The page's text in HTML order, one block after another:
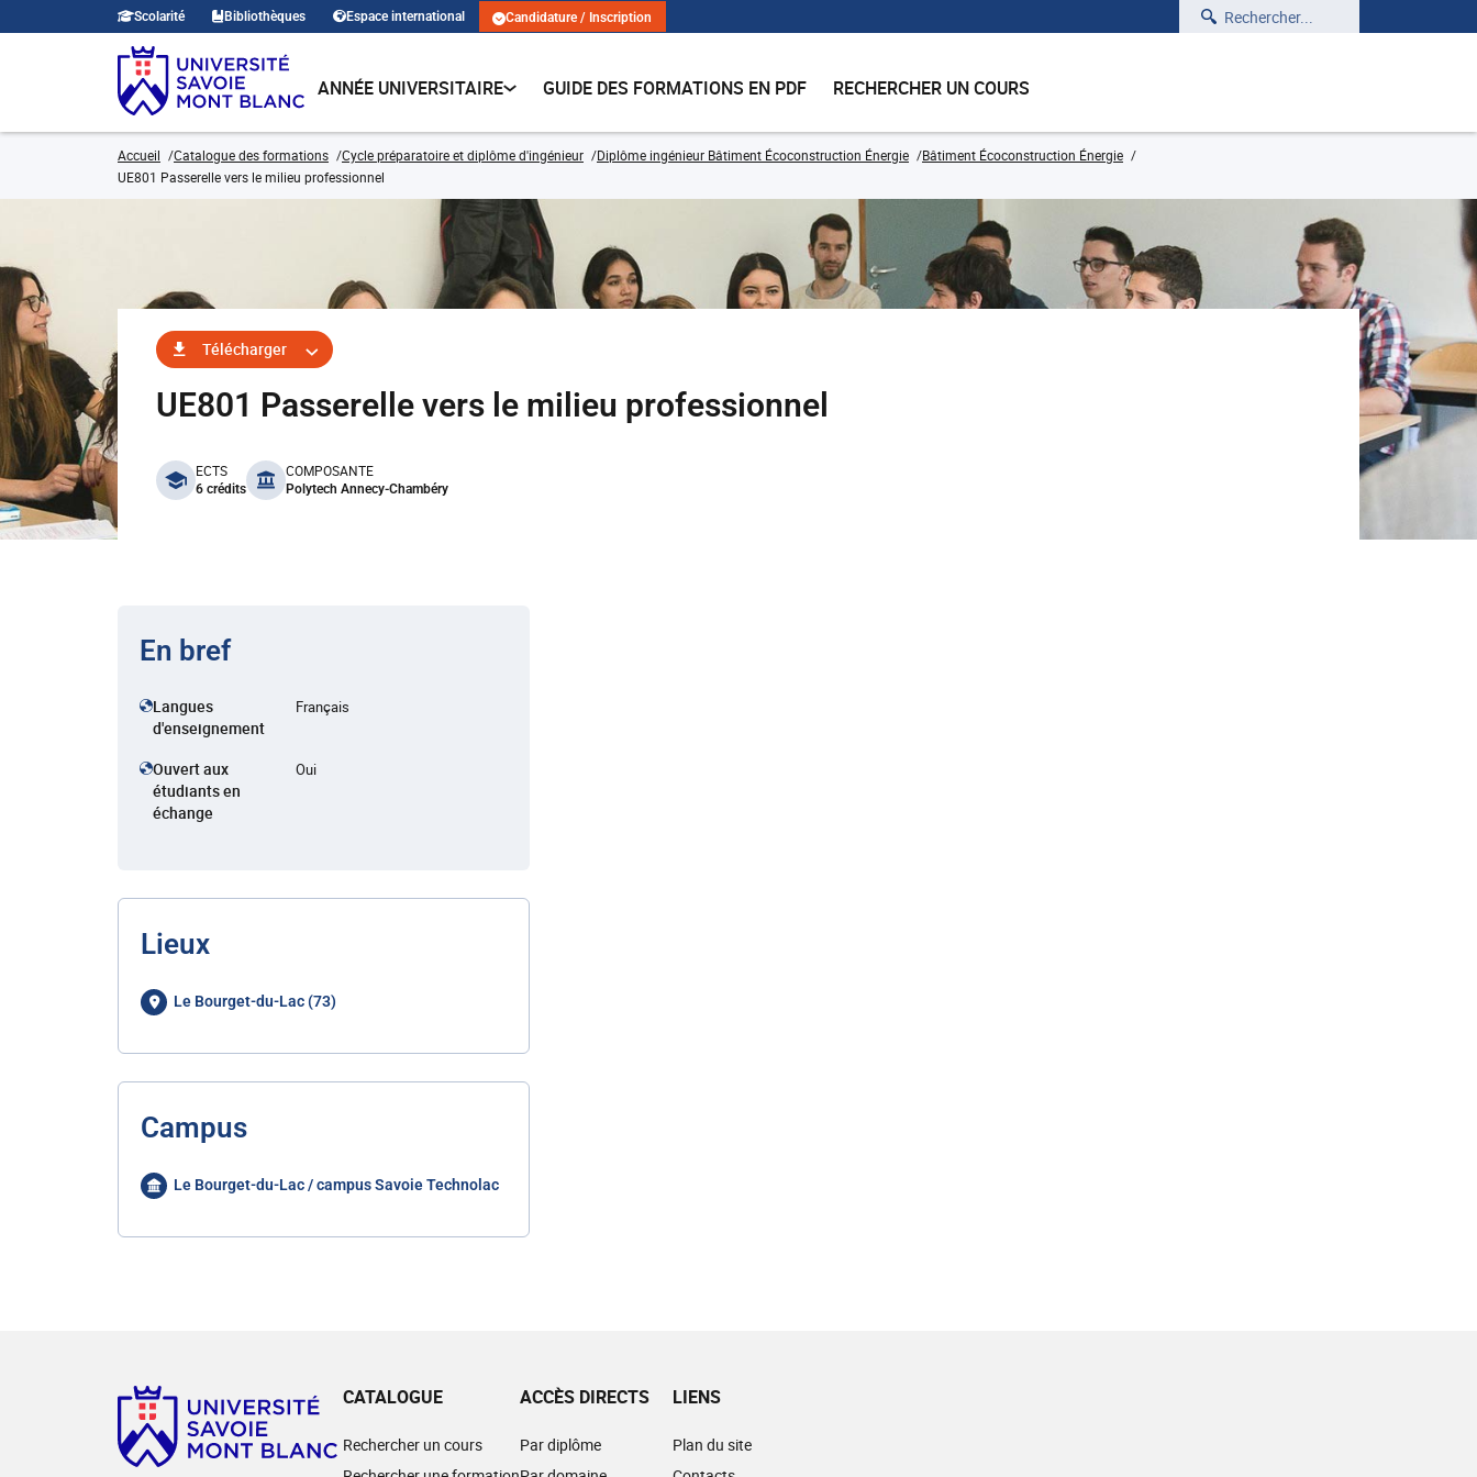
Scolarité Bibliothèques Espace international Candidature / Inscription Rechercher
ANNÉE UNIVERSITAIRE GUIDE DES FORMATIONS EN PDF RECHERCHER UN COURS
Accueil Catalogue des formations Cycle préparatoire et diplôme d'ingénieur Diplôme ingénieur Bâtiment Écoconstruction Énergie
Bâtiment Écoconstruction Énergie
UE801 Passerelle vers le milieu professionnel
Télécharger
UE801 Passerelle vers le milieu professionnel
benefits
ECTS
6 crédits
COMPOSANTE
Polytech Annecy-Chambéry
En bref
Langues
d'enseignement
Français
Ouvert aux
étudiants en
échange
Oui
Lieux
Le Bourget-du-Lac (73)
Campus
Le Bourget-du-Lac / campus Savoie Technolac
CATALOGUE
Rechercher un cours
ACCÈS DIRECTS
Par diplôme
LIENS
Plan du site